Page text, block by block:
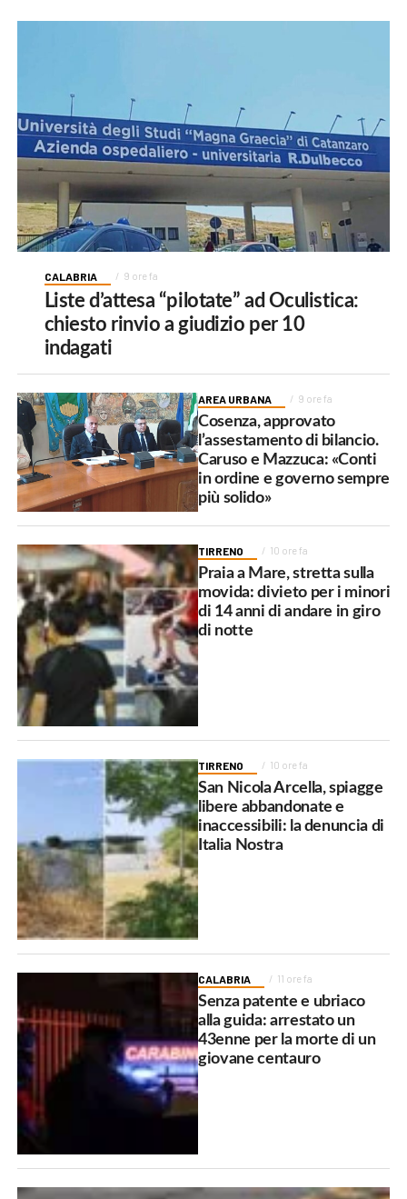
CALABRIA 9 ore fa
Liste d’attesa “pilotate” ad Oculistica:
chiesto rinvio a giudizio per 10
indagati
AREA URBANA 9 ore fa
Cosenza, approvato
l’assestamento di bilancio.
Caruso e Mazzuca: «Conti
in ordine e governo sempre
più solido»
TIRRENO 10 ore fa
Praia a Mare, stretta sulla
movida: divieto per i minori
di 14 anni di andare in giro
di notte
TIRRENO 10 ore fa
San Nicola Arcella, spiagge
libere abbandonate e
inaccessibili: la denuncia di
Italia Nostra
CALABRIA 11 ore fa
Senza patente e ubriaco
alla guida: arrestato un
43enne per la morte di un
giovane centauro